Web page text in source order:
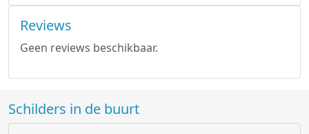
Reviews
Geen reviews beschikbaar.
Schilders in de buurt